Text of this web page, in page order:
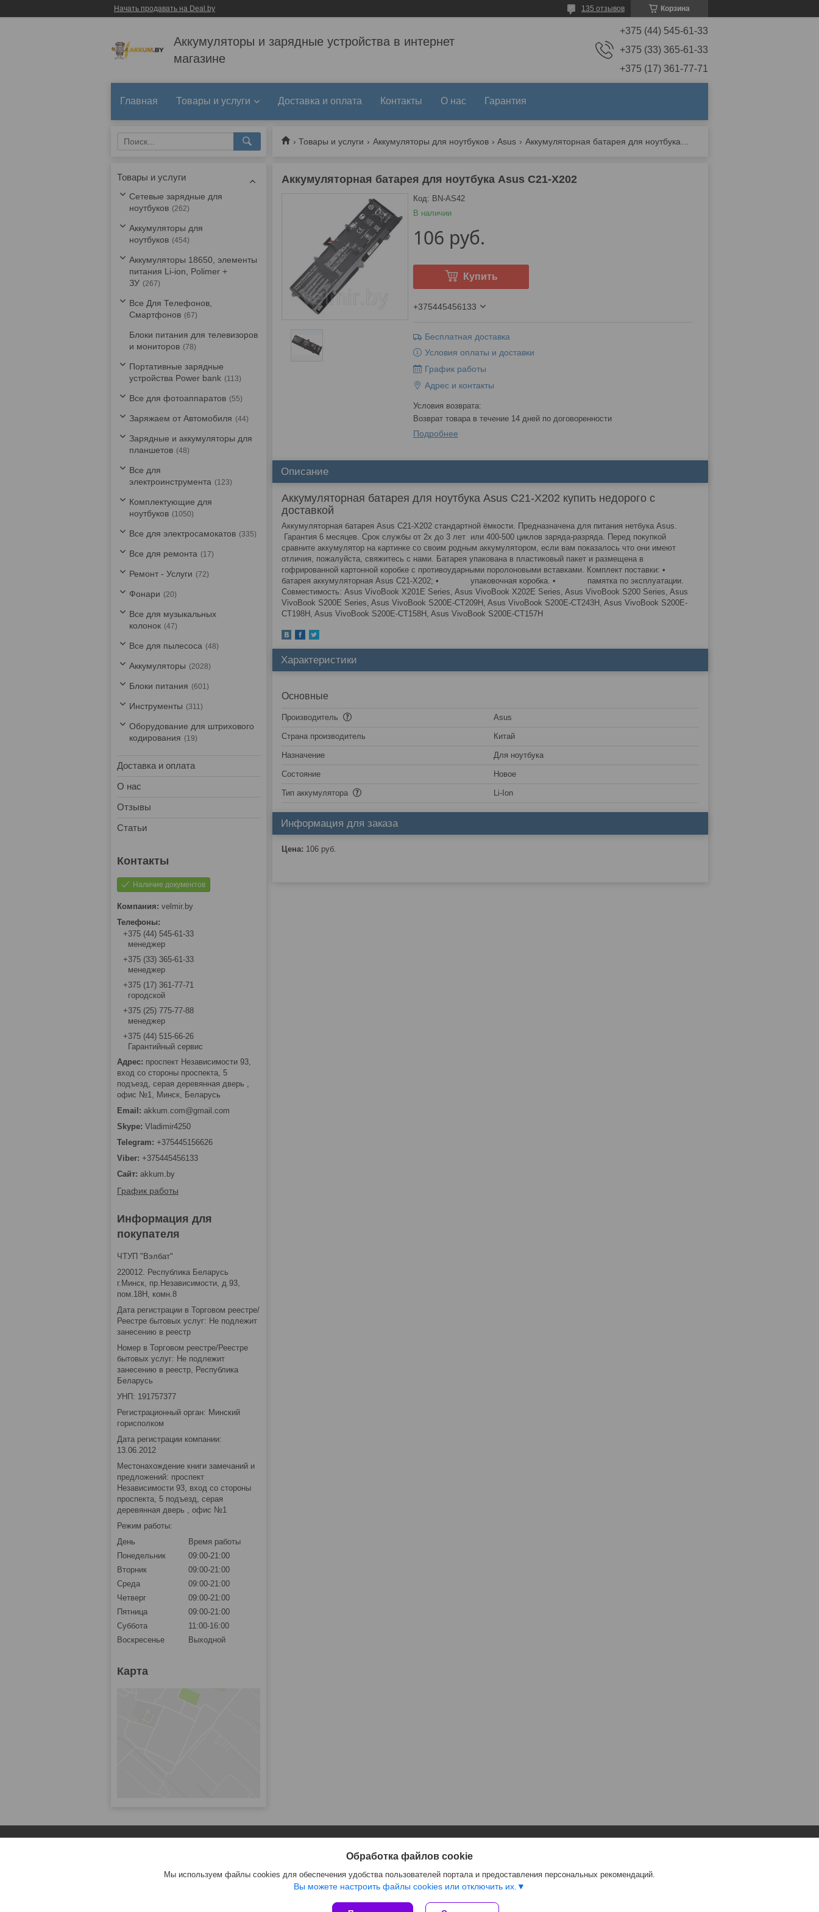
Начать продавать на Deal.by Корзина
135 отзывов
Аккумуляторы и зарядные устройства в интернет
магазине
+375 (44) 545-61-33
+375 (33) 365-61-33
+375 (17) 361-77-71
Главная Товары и услуги Доставка и оплата Контакты О нас Гарантия
Товары и услуги Аккумуляторы для ноутбуков Asus
Аккумуляторная батарея для ноутбука Asus C21-X202
В наличии
Код: BN-AS42
106 руб.
Купить
+375445456133
Бесплатная доставка
Условия оплаты и доставки
График работы
Адрес и контакты
возврат товара в течение 14 дней по договоренности
Подробнее
Описание
Аккумуляторная батарея для ноутбука Asus C21-X202 купить недорого с
доставкой
Аккумуляторная батарея Asus C21-X202 стандартной ёмкости. Предназначена для питания нетбука Asus.
Гарантия 6 месяцев. Срок службы от 2х до 3 лет или 400-500 циклов заряда-разряда. Перед покупкой
сравните аккумулятор на картинке со своим родным аккумулятором, если вам показалось что они имеют
отличия, пожалуйста, свяжитесь с нами. Батарея упакована в пластиковый пакет и размещена в
гофрированной картонной коробке с противоударными поролоновыми вставками. Комплект поставки: •
батарея аккумуляторная Asus C21-X202; • упаковочная коробка. • памятка по эксплуатации.
Совместимость: Asus VivoBook X201E Series, Asus VivoBook X202E Series, Asus VivoBook S200 Series, Asus
VivoBook S200E Series, Asus VivoBook S200E-CT209H, Asus VivoBook S200E-CT243H, Asus VivoBook S200E-
CT198H, Asus VivoBook S200E-CT158H, Asus VivoBook S200E-CT157H
Характеристики
Основные
Производитель Asus
Страна производитель Китай
Назначение Для ноутбука
Состояние Новое
Тип аккумулятора Li-Ion
Информация для заказа
Цена: 106 руб.
Товары и услуги
Сетевые зарядные для
ноутбуков
262
Аккумуляторы для
ноутбуков
454
Аккумуляторы 18650, элементы
питания Li-ion, Polimer +
ЗУ
267
Все Для Телефонов,
Смартфонов
67
Блоки питания для телевизоров
и мониторов
78
Портативные зарядные
устройства Power bank
113
Все для фотоаппаратов 55
Заряжаем от Автомобиля 44
Зарядные и аккумуляторы для
планшетов
48
Все для
электроинструмента
123
Комплектующие для
ноутбуков
1050
Все для электросамокатов 335
Все для ремонта 17
Ремонт - Услуги 72
Фонари 20
Все для музыкальных
колонок
47
Все для пылесоса 48
Аккумуляторы 2028
Блоки питания 601
Инструменты 311
Оборудование для штрихового
кодирования
19
Доставка и оплата
О нас
Отзывы
Статьи
Наличие документов
velmir.by
+375 (44) 545-61-33
менеджер
+375 (33) 365-61-33
менеджер
+375 (17) 361-77-71
городской
+375 (25) 775-77-88
менеджер
+375 (44) 515-66-26
Гарантийный сервис
проспект Независимости 93,
вход со стороны проспекта, 5
подъезд, серая деревянная дверь ,
офис №1, Минск, Беларусь
akkum.com@gmail.com
Vladimir4250
+375445156626
+375445456133
akkum.by
График работы
Информация для
покупателя
ЧТУП "Вэлбат"
220012. Республика Беларусь
г.Минск, пр.Независимости, д.93,
пом.18Н, комн.8
Дата регистрации в Торговом реестре/
Реестре бытовых услуг: Не подлежит
занесению в реестр
Номер в Торговом реестре/Реестре
бытовых услуг: Не подлежит
занесению в реестр, Республика
Беларусь
УНП: 191757377
Регистрационный орган: Минский
горисполком
Дата регистрации компании:
13.06.2012
Местонахождение книги замечаний и
предложений: проспект
Независимости 93, вход со стороны
проспекта, 5 подъезд, серая
деревянная дверь , офис №1
Режим работы:
День
Время работы
Понедельник
09:00-21:00
Вторник
09:00-21:00
Среда
09:00-21:00
Четверг
09:00-21:00
Пятница
09:00-21:00
Суббота
11:00-16:00
Воскресенье
Выходной
Карта
Аккумуляторы для ноутбуков
Доставка и оплата
Отзывы
Обработка файлов cookie
Мы используем файлы cookies для обеспечения удобства пользователей портала и предоставления персональных рекомендаций.
Вы можете настроить файлы cookies или отключить их.